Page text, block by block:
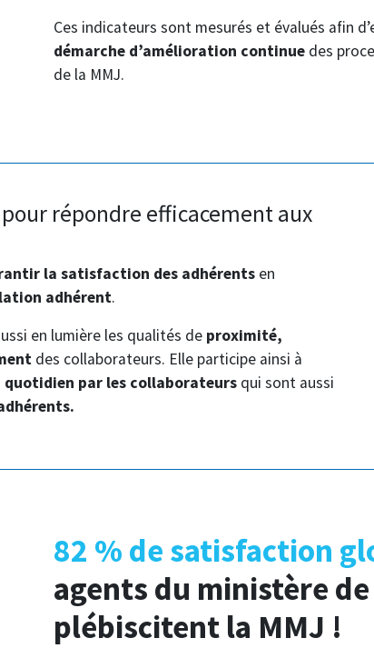
Ces indicateurs sont mesurés et évalués afin
démarche d’amélioration continue des
de la MMJ.
pour répondre efficacement aux
la satisfaction des adhérents en
adhérent.
en lumière les qualités de proximité,
des collaborateurs. Elle participe ainsi à
par les collaborateurs qui sont aussi
82 % de satisfaction
agents du ministère
plébiscitent la MMJ !